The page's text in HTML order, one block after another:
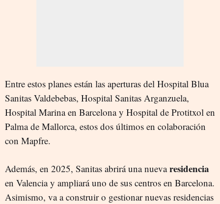
Entre estos planes están las aperturas del Hospital Blua
Sanitas Valdebebas, Hospital Sanitas Arganzuela,
Hospital Marina en Barcelona y Hospital de Protitxol en
Palma de Mallorca, estos dos últimos en colaboración
con Mapfre.
Además, en 2025, Sanitas abrirá una nuevaresidencia
en Valencia y ampliará uno de sus centros en Barcelona.
Asimismo, va a construir o gestionar nuevas residencias